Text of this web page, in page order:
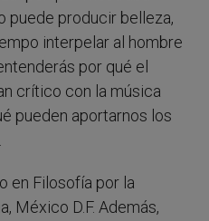
puede producir belleza,
interpelar al hombre
por qué el
crítico con la música
pueden aportarnos los
en Filosofía por la
México D.F. Además,